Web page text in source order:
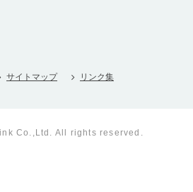
サイトマップ リンク集
Co.,Ltd. All rights reserved.